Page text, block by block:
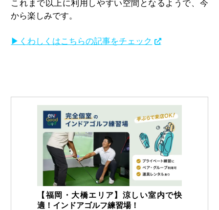
これまで以上に利用しやすい空間となるようで、今
から楽しみです。
▶くわしくはこちらの記事をチェック
【福岡・大橋エリア】涼しい室内で快
適！インドアゴルフ練習場！